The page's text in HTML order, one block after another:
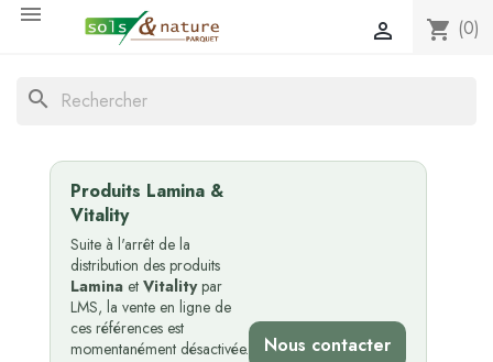

shopping_cart (0)

search
Produits Lamina &
Vitality
Suite à l'arrêt de la
distribution des produits
Lamina et Vitalitypar
LMS, la vente en ligne de
ces références est
momentanément désactivée.
Nous contacter